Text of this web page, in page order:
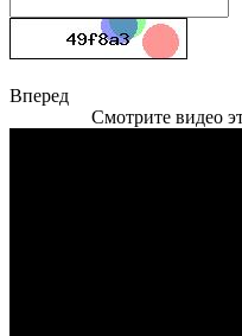
Вперед
Смотрите видео